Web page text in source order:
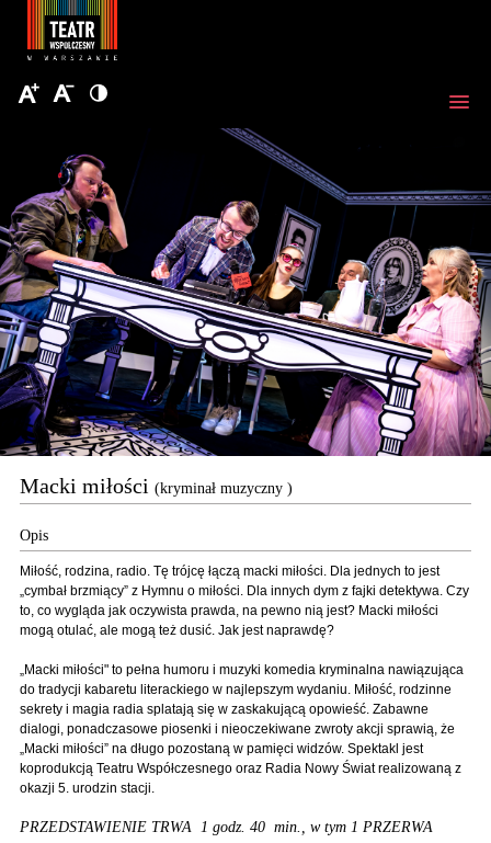
Macki miłości (kryminał muzyczny )
Opis
Miłość, rodzina, radio. Tę trójcę łączą macki miłości. Dla jednych to jest
„cymbał brzmiący” z Hymnu o miłości. Dla innych dym z fajki detektywa. Czy
to, co wygląda jak oczywista prawda, na pewno nią jest? Macki miłości
mogą otulać, ale mogą też dusić. Jak jest naprawdę?
„Macki miłości" to pełna humoru i muzyki komedia kryminalna nawiązująca
do tradycji kabaretu literackiego w najlepszym wydaniu. Miłość, rodzinne
sekrety i magia radia splatają się w zaskakującą opowieść. Zabawne
dialogi, ponadczasowe piosenki i nieoczekiwane zwroty akcji sprawią, że
„Macki miłości” na długo pozostaną w pamięci widzów. Spektakl jest
koprodukcją Teatru Współczesnego oraz Radia Nowy Świat realizowaną z
okazji 5. urodzin stacji.
PRZEDSTAWIENIE TRWA 1 godz. 40 min., w tym 1 PRZERWA